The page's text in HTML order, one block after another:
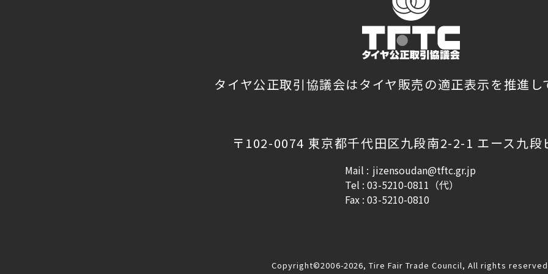
タイヤ公正取引協議会はタイヤ販売の適正表示を推進し
〒102-0074 東京都千代田区九段南2-2-1 エース九段
Mail : jizensoudan@tftc.gr.jp
Tel : 03-5210-0811（代）
Fax : 03-5210-0810
Copyright©2006-2026, Tire Fair Trade Council, All rights